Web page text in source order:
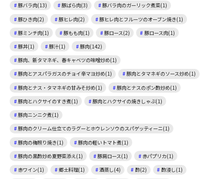
豚バラ肉(13)
豚ばら肉(3)
豚バラ肉のガーリック煮菜(1)
豚ひき肉(2)
豚ヒレ肉(2)
豚ヒレ肉とフルーツのオーブン焼き(1)
豚ミンチ肉(1)
豚もも肉(1) 豚ロース(2)
豚ロース肉(1)
豚丼(1)
豚汁(1)
豚肉(142)
豚肉、新タマネギ、春キャベツの味噌炒め(1)
豚肉とアスパラガスのチョイ辛マヨ炒め(1)
豚肉とタマネギのソース炒め(1)
豚肉とナス・タマネギの甘みそ炒め(1)
豚肉とナスのポン酢炒め(1)
豚肉とハクサイのすき煮(1)
豚肉とハクサイの焼きしゃぶ(1)
豚肉ニンニク煮(1)
豚肉のクリーム仕立てのラグーとホウレンソウのスパゲッティーニ(1)
豚肉の梅照り焼き(1)
豚肉の軽いトマト煮(1)
豚肉の黒酢炒め夏野菜添え(1)
豚肩ロース(1)
赤パプリカ(1)
赤ワイン(1)
郷土料理(1) 酒蒸し(4) 酢(2)
酢浸し(1)